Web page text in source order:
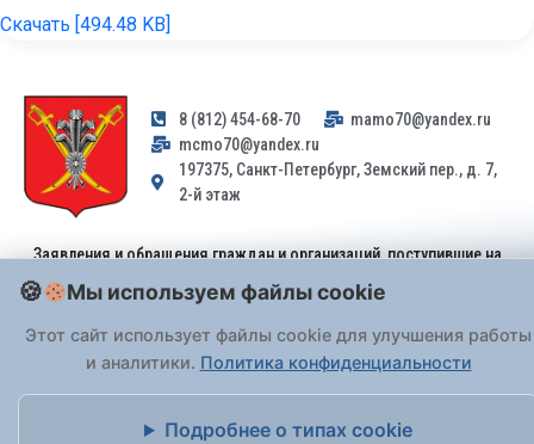
Скачать [494.48 KB]
8 (812) 454-68-70
mamo70@yandex.ru
mcmo70@yandex.ru
197375, Санкт-Петербург, Земский пер., д. 7,
2-й этаж
Заявления и обращения граждан и организаций, поступившие на
адрес email, не могут быть рассмотрены на основании
Федерального закона от 02.05.2006 № 59-ФЗ. Обращения
принимаются только: по почте, черезпортал «Госуслуги» (ЕПГУ)
или лично при предъявлении паспорта.
На Сайте действует Политика обработки персональных данных
Мы используем файлы cookie
Этот сайт использует файлы cookie для улучшения работы
и аналитики. Политика конфиденциальности
Подробнее о типах cookie